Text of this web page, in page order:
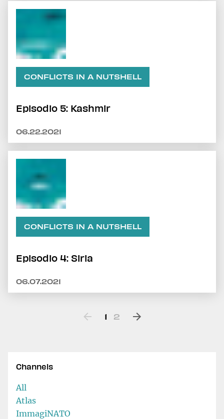
CONFLICTS IN A NUTSHELL
Episodio 5: Kashmir
06.22.2021
CONFLICTS IN A NUTSHELL
Episodio 4: Siria
06.07.2021
1 2
Channels
All
Atlas
ImmagiNATO